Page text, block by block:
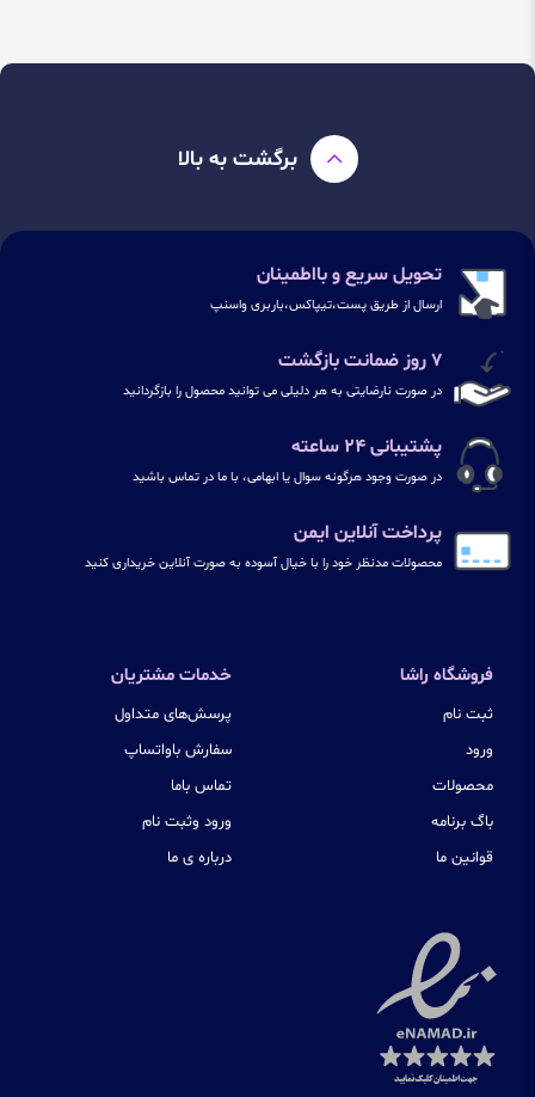
برگشت به بالا
تحویل سریع و بااطمینان
ارسال از طریق پست،تیپاکس،باربری واسنپ
۷ روز ضمانت بازگشت
در صورت نارضایتی به هر دلیلی می توانید محصول را بازگردانید
پشتیبانی ۲۴ ساعته
در صورت وجود هرگونه سوال یا ابهامی، با ما در تماس باشید
پرداخت آنلاین ایمن
محصولات مدنظر خود را با خیال آسوده به صورت آنلاین خریداری کنید
فروشگاه راشا
ثبت نام
ورود
محصولات
باگ برنامه
قوانین ما
خدمات مشتریان
پرسش‌های متداول
سفارش باواتساپ
تماس باما
ورود وثبت نام
درباره ی ما